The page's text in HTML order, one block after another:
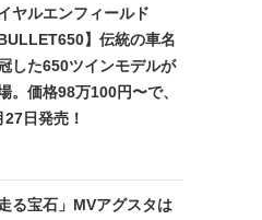
ヤルエンフィールド
BULLET650】伝統の車名
した650ツインモデルが
。価格98万100円〜で、
27日発売！
走る宝石」MVアグスタは